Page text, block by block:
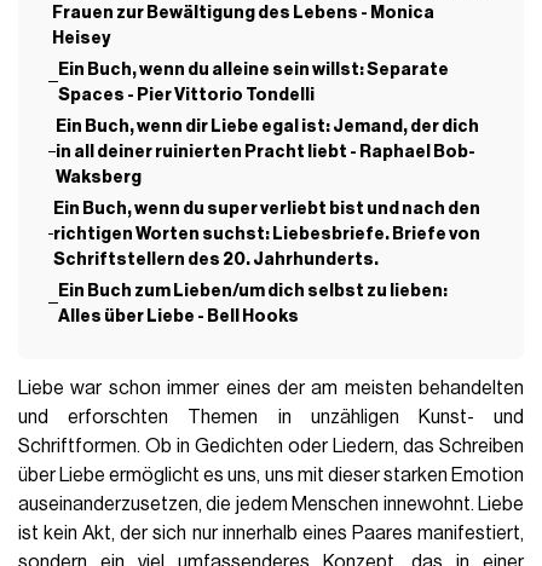
Frauen zur Bewältigung des Lebens - Monica
Heisey
Ein Buch, wenn du alleine sein willst: Separate
Spaces - Pier Vittorio Tondelli
Ein Buch, wenn dir Liebe egal ist: Jemand, der dich
in all deiner ruinierten Pracht liebt - Raphael Bob-
Waksberg
Ein Buch, wenn du super verliebt bist und nach den
richtigen Worten suchst: Liebesbriefe. Briefe von
Schriftstellern des 20. Jahrhunderts.
Ein Buch zum Lieben/um dich selbst zu lieben:
Alles über Liebe - Bell Hooks
Liebe war schon immer eines der am meisten behandelten
und erforschten Themen in unzähligen Kunst- und
Schriftformen. Ob in Gedichten oder Liedern, das Schreiben
über Liebe ermöglicht es uns, uns mit dieser starken Emotion
auseinanderzusetzen, die jedem Menschen innewohnt. Liebe
ist kein Akt, der sich nur innerhalb eines Paares manifestiert,
sondern ein viel umfassenderes Konzept, das in einer